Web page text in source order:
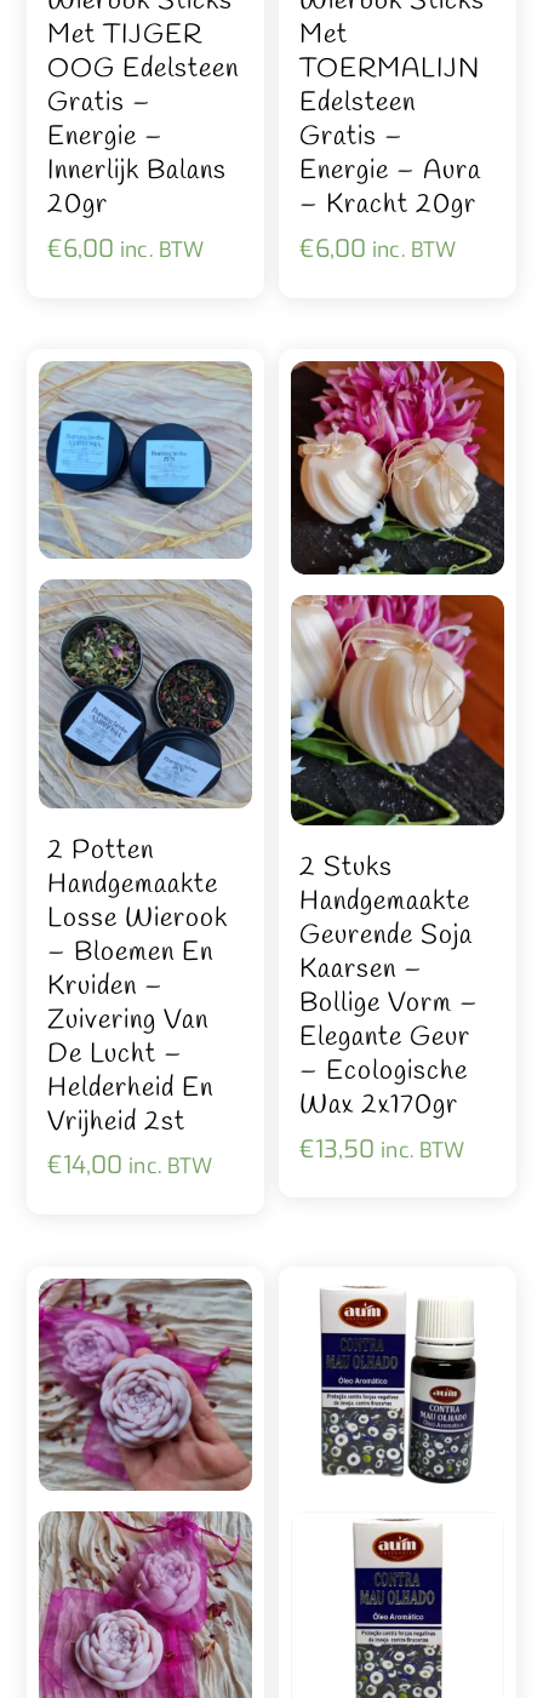
Met TIJGER
OOG Edelsteen
Gratis –
Energie –
Innerlijk Balans
20gr
€6,00 inc. BTW
Met
TOERMALIJN
Edelsteen
Gratis –
Energie – Aura
– Kracht 20gr
€6,00 inc. BTW
2 Potten
Handgemaakte
Losse Wierook
– Bloemen En
Kruiden –
Zuivering Van
De Lucht –
Helderheid En
Vrijheid 2st
€14,00 inc. BTW
2 Stuks
Handgemaakte
Geurende Soja
Kaarsen –
Bollige Vorm –
Elegante Geur
– Ecologische
Wax 2x170gr
€13,50 inc. BTW